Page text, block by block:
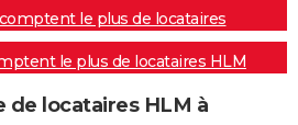
le plus de locataires
le plus de locataires HLM
de locataires HLM à